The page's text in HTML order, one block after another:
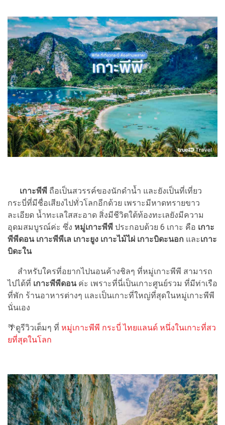
เกาะพีพี ถือเป็นสวรรค์ของนักดำน้ำ และยังเป็นที่เที่ยว
กระบี่ที่มีชื่อเสียงไปทั่วโลกอีกด้วย เพราะมีหาดทรายขาว
ละเอียด น้ำทะเลใสสะอาด สิ่งมีชีวิตใต้ท้องทะเลยังมีความ
อุดมสมบูรณ์ค่ะ ซึ่ง หมู่เกาะพีพี ประกอบด้วย 6 เกาะ คือ เกาะ
พีพีดอน เกาะพีพีเล เกาะยูง เกาะไม้ไผ่ เกาะบิดะนอก และเกาะ
บิดะใน
สำหรับใครที่อยากไปนอนค้างชิลๆ ที่หมู่เกาะพีพี สามารถ
ไปได้ที่ เกาะพีพีดอนค่ะ เพราะที่นี่เป็นเกาะศูนย์รวม ที่มีท่าเรือ
ที่พัก ร้านอาหารต่างๆ และเป็นเกาะที่ใหญ่ที่สุดในหมู่เกาะพีพี
นั่นเอง
🌴ดูรีวิวเต็มๆ ที่ หมู่เกาะพีพี กระบี่ ไทยแลนด์ หนึ่งในเกาะที่สว
ยที่สุดในโลก